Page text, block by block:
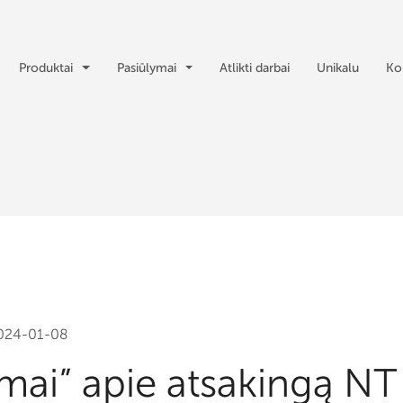
Produktai Pasiūlymai Atlikti darbai Unikalu
01-08
apie atsakingą